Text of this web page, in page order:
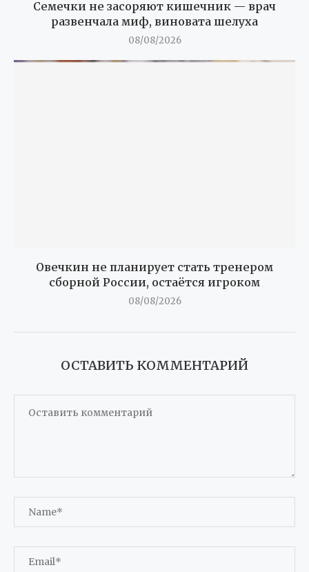
Семечки не засоряют кишечник — врач
развенчала миф, виновата шелуха
08/08/2026
Овечкин не планирует стать тренером
сборной России, остаётся игроком
08/08/2026
ОСТАВИТЬ КОММЕНТАРИЙ